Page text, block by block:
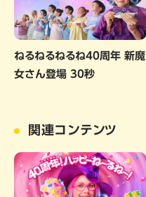
ねるねるねるね40周年 新魔
女さん登場 30秒
関連コンテンツ